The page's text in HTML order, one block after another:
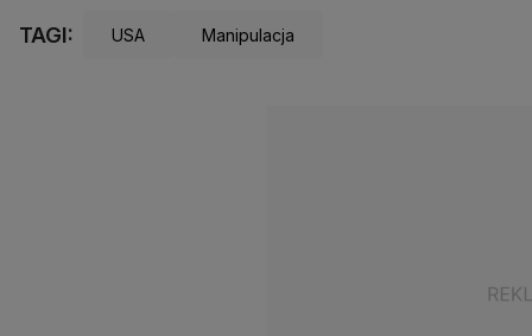
TAGI: USA Manipulacja